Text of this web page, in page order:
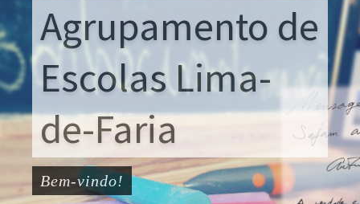
Professores
Alunos
Canal Denúncia
Agrupamento de
Escolas Lima-
de-Faria
Bem-vindo!